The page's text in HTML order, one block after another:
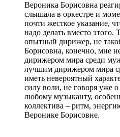
Вероника Борисовна
слышала в оркестре и
почти жесткое указание,
надо делать вместо этого.
опытный дирижер, не
Борисовна, конечно, мне
дирижером мира среди
лучшим дирижером мира
иметь невероятный
силу воли, не говоря уже
любому музыканту,
коллектива – ритм,
Веронике Борисовне.